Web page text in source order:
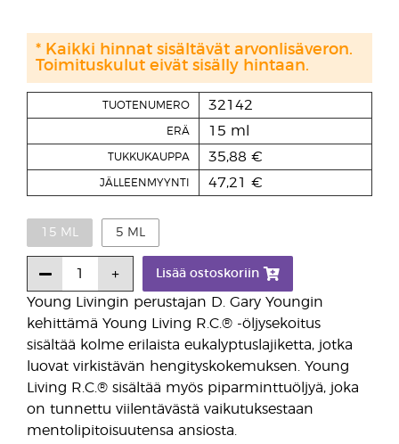
Young Livingin perustajan D. Gary Youngin
kehittämä Young Living R.C.® -öljysekoitus
sisältää kolme erilaista eukalyptuslajiketta, jotka
luovat virkistävän hengityskokemuksen. Young
Living R.C.® sisältää myös piparminttuöljyä, joka
on tunnettu viilentävästä vaikutuksestaan
mentolipitoisuutensa ansiosta.
TUOTENUMERO 32142
ERÄ 15 ml
TUKKUKAUPPA 35,88 €
JÄLLEENMYYNTI 47,21 €
15 ML 5 ML
Lisää ostoskoriin
* Kaikki hinnat sisältävät arvonlisäveron.
Toimituskulut eivät sisälly hintaan.